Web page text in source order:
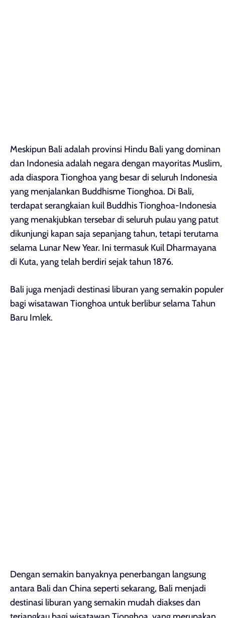
Meskipun Bali adalah provinsi Hindu Bali yang dominan
dan Indonesia adalah negara dengan mayoritas Muslim,
ada diaspora Tionghoa yang besar di seluruh Indonesia
yang menjalankan Buddhisme Tionghoa. Di Bali,
terdapat serangkaian kuil Buddhis Tionghoa-Indonesia
yang menakjubkan tersebar di seluruh pulau yang patut
dikunjungi kapan saja sepanjang tahun, tetapi terutama
selama Lunar New Year. Ini termasuk Kuil Dharmayana
di Kuta, yang telah berdiri sejak tahun 1876.
Bali juga menjadi destinasi liburan yang semakin populer
bagi wisatawan Tionghoa untuk berlibur selama Tahun
Baru Imlek.
Dengan semakin banyaknya penerbangan langsung
antara Bali dan China seperti sekarang, Bali menjadi
destinasi liburan yang semakin mudah diakses dan